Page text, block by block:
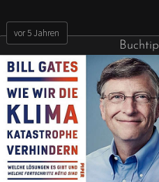
vor 5 Jahren